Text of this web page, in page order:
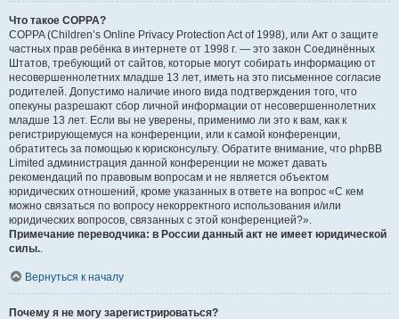
Что такое COPPA?
COPPA (Children’s Online Privacy Protection Act of 1998), или Акт о защите
частных прав ребёнка в интернете от 1998 г. — это закон Соединённых
Штатов, требующий от сайтов, которые могут собирать информацию от
несовершеннолетних младше 13 лет, иметь на это письменное согласие
родителей. Допустимо наличие иного вида подтверждения того, что
опекуны разрешают сбор личной информации от несовершеннолетних
младше 13 лет. Если вы не уверены, применимо ли это к вам, как к
регистрирующемуся на конференции, или к самой конференции,
обратитесь за помощью к юрисконсульту. Обратите внимание, что phpBB
Limited администрация данной конференции не может давать
рекомендаций по правовым вопросам и не является объектом
юридических отношений, кроме указанных в ответе на вопрос «С кем
можно связаться по вопросу некорректного использования и/или
юридических вопросов, связанных с этой конференцией?».
Примечание переводчика: в России данный акт не имеет юридической
силы..
Вернуться к началу
Почему я не могу зарегистрироваться?